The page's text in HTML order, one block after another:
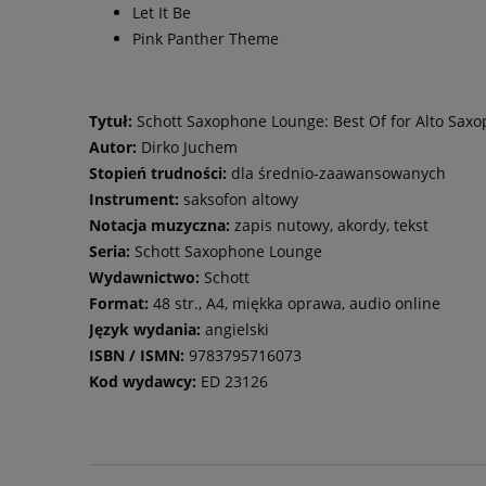
Let It Be
Pink Panther Theme
Tytuł: Schott Saxophone Lounge: Best Of for Alto
Autor: Dirko Juchem
Stopień trudności: dla średnio-zaawansowanych
Instrument: saksofon altowy
Notacja muzyczna: zapis nutowy, akordy, tekst
Seria: Schott Saxophone Lounge
Wydawnictwo: Schott
Format: 48 str., A4, miękka oprawa, audio online
Język wydania: angielski
ISBN / ISMN: 9783795716073
Kod wydawcy: ED 23126